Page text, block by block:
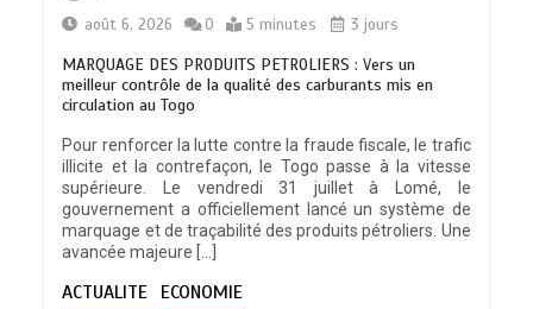
août 6, 2026
0 5 minutes 3 jours
MARQUAGE DES PRODUITS PETROLIERS : Vers un
meilleur contrôle de la qualité des carburants mis en
circulation au Togo
Pour renforcer la lutte contre la fraude fiscale, le trafic
illicite et la contrefaçon, le Togo passe à la vitesse
supérieure. Le vendredi 31 juillet à Lomé, le
gouvernement a officiellement lancé un système de
marquage et de traçabilité des produits pétroliers. Une
avancée majeure […]
ACTUALITE ECONOMIE